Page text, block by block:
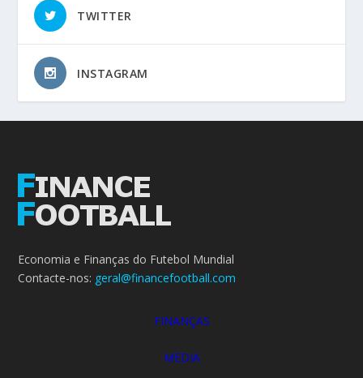
TWITTER
INSTAGRAM
Economia e Finanças do Futebol Mundial
Contacte-nos: geral@financefootball.com
FINANÇAS
MEDIA